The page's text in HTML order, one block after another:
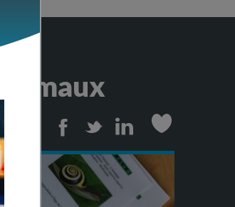
Print FacebookTwitterLinkedin